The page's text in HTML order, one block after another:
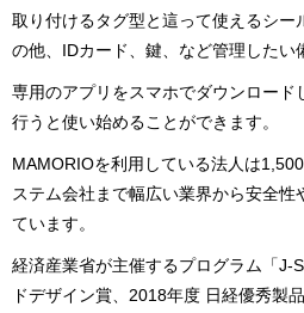
取り付けるタグ型と這って使えるシー
の他、IDカード、鍵、など管理したい
専用のアプリをスマホでダウンロード
行うと使い始めることができます。
MAMORIOを利用している法人は
ステム会社まで幅広い業界から安全
ています。
経済産業省が主催するプログラム「J-
ドデザイン賞、2018年度 日経優秀製